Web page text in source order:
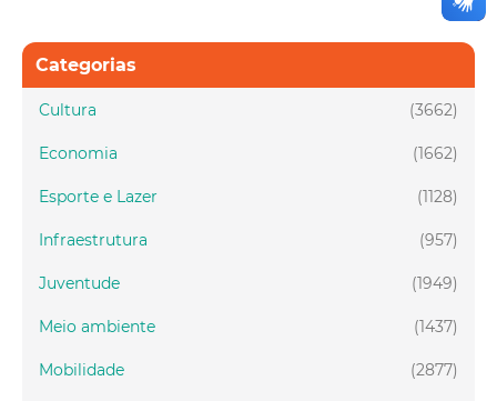
Categorias
(3662)
Cultura
(1662)
Economia
(1128)
Esporte e Lazer
(957)
Infraestrutura
(1949)
Juventude
(1437)
Meio ambiente
(2877)
Mobilidade